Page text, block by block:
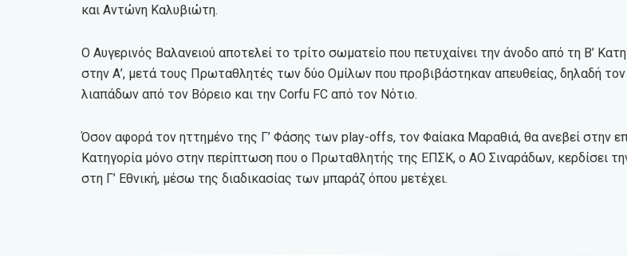
και Αντώνη Καλυβιώτη.
Ο Αυγερινός Βαλανειού αποτελεί το τρίτο σωματείο που πετυχαίνει την άνοδο από τη Β’
στην Α’, μετά τους Πρωταθλητές των δύο Ομίλων που προβιβάστηκαν απευθείας, δηλαδή
λιαπάδων από τον Βόρειο και την Corfu FC από τον Νότιο.
Όσον αφορά τον ηττημένο της Γ’ Φάσης των play-offs, τον Φαίακα Μαραθιά, θα ανεβεί στην
Κατηγορία μόνο στην περίπτωση που ο Πρωταθλητής της ΕΠΣΚ, ο ΑΟ Σιναράδων, κερδίσει
στη Γ’ Εθνική, μέσω της διαδικασίας των μπαράζ όπου μετέχει.